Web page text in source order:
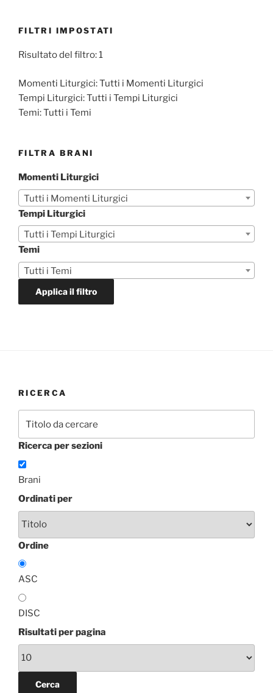
FILTRI IMPOSTATI
Risultato del filtro: 1
Momenti Liturgici:Tutti i Momenti Liturgici
Tempi Liturgici:Tutti i Tempi Liturgici
Temi:Tutti i Temi
FILTRA BRANI
Momenti Liturgici
Tutti i Momenti Liturgici
Tempi Liturgici
Tutti i Tempi Liturgici
Temi
Tutti i Temi
Applica il filtro
RICERCA
Ricerca per sezioni
Brani
Ordinati per
Ordine
ASC
DISC
Risultati per pagina